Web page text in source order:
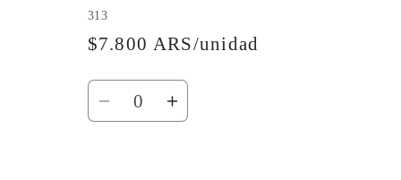
313
$7.800 ARS/unidad
Cantidad
ReducirAumentar